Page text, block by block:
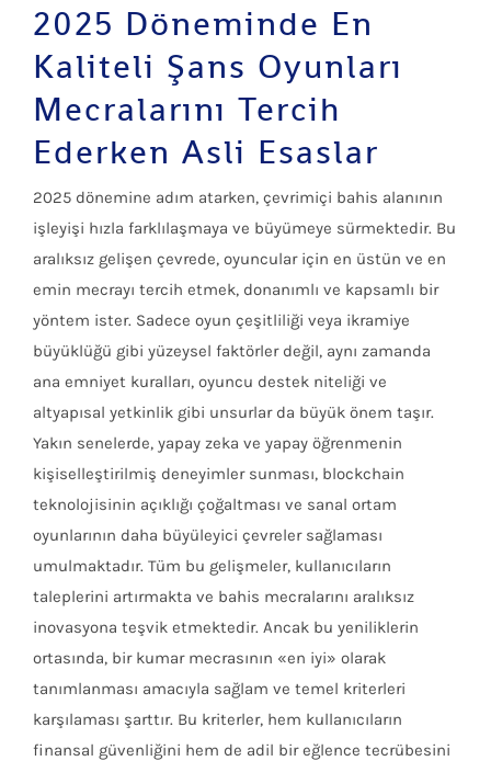
2025 Döneminde En
Kaliteli Şans Oyunları
Mecralarını Tercih
Ederken Asli Esaslar
2025 dönemine adım atarken, çevrimiçi bahis alanının
işleyişi hızla farklılaşmaya ve büyümeye sürmektedir. Bu
aralıksız gelişen çevrede, oyuncular için en üstün ve en
emin mecrayı tercih etmek, donanımlı ve kapsamlı bir
yöntem ister. Sadece oyun çeşitliliği veya ikramiye
büyüklüğü gibi yüzeysel faktörler değil, aynı zamanda
ana emniyet kuralları, oyuncu destek niteliği ve
altyapısal yetkinlik gibi unsurlar da büyük önem taşır.
Yakın senelerde, yapay zeka ve yapay öğrenmenin
kişiselleştirilmiş deneyimler sunması, blockchain
teknolojisinin açıklığı çoğaltması ve sanal ortam
oyunlarının daha büyüleyici çevreler sağlaması
umulmaktadır. Tüm bu gelişmeler, kullanıcıların
taleplerini artırmakta ve bahis mecralarını aralıksız
inovasyona teşvik etmektedir. Ancak bu yeniliklerin
ortasında, bir kumar mecrasının «en iyi» olarak
tanımlanması amacıyla sağlam ve temel kriterleri
karşılaması şarttır. Bu kriterler, hem kullanıcıların
finansal güvenliğini hem de adil bir eğlence tecrübesini